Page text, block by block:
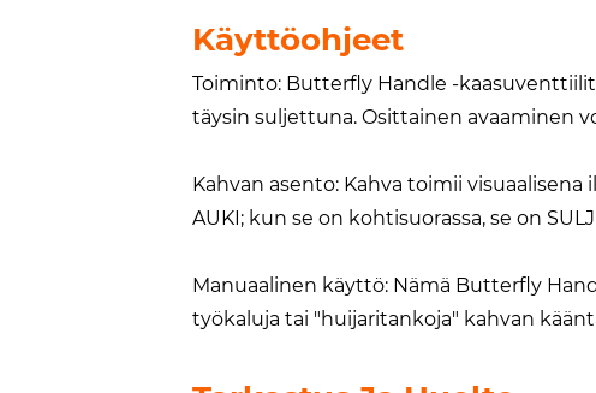
Käyttöohjeet
Toiminto: Butterfly Handle -
täysin suljettuna. Osittainen avaaminen
Kahvan asento: Kahva toimii
AUKI; kun se on kohtisuorassa, se on
Manuaalinen käyttö: Nämä Butterfly
työkaluja tai "huijaritankoja" kahvan